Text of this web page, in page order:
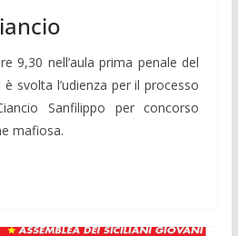
9,30 nell’aula prima penale del
svolta l’udienza per il processo
Sanfilippo per concorso
mafiosa.